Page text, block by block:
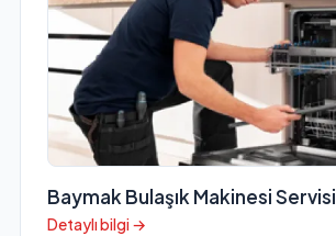
Baymak Bulaşık Makinesi Servisi
Detaylı bilgi →